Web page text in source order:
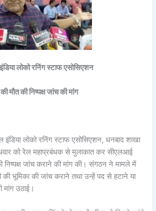
लोको रनिंग स्टाफ एसोसिएशन
मौत की निष्पक्ष जांच की मांग
लोको रनिंग स्टाफ एसोसिएशन, धनबाद शाखा
को रेल महाप्रबंधक से मुलाकात कर सीएलआई
निष्पक्ष जांच कराने की मांग की। संगठन ने मामले में
की भूमिका की जांच कराने तथा उन्हें पद से हटाने या
मांग उठाई।